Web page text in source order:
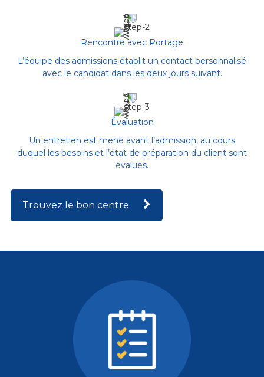
Rencontre avec Portage
L’équipe des admissions établit un contact personnalisé
avec le candidat dans les deux jours suivant.
Évaluation
Un entretien est mené avant l’admission, au cours
duquel les besoins et l’état de préparation du client sont
évalués.
Trouvez le bon centre